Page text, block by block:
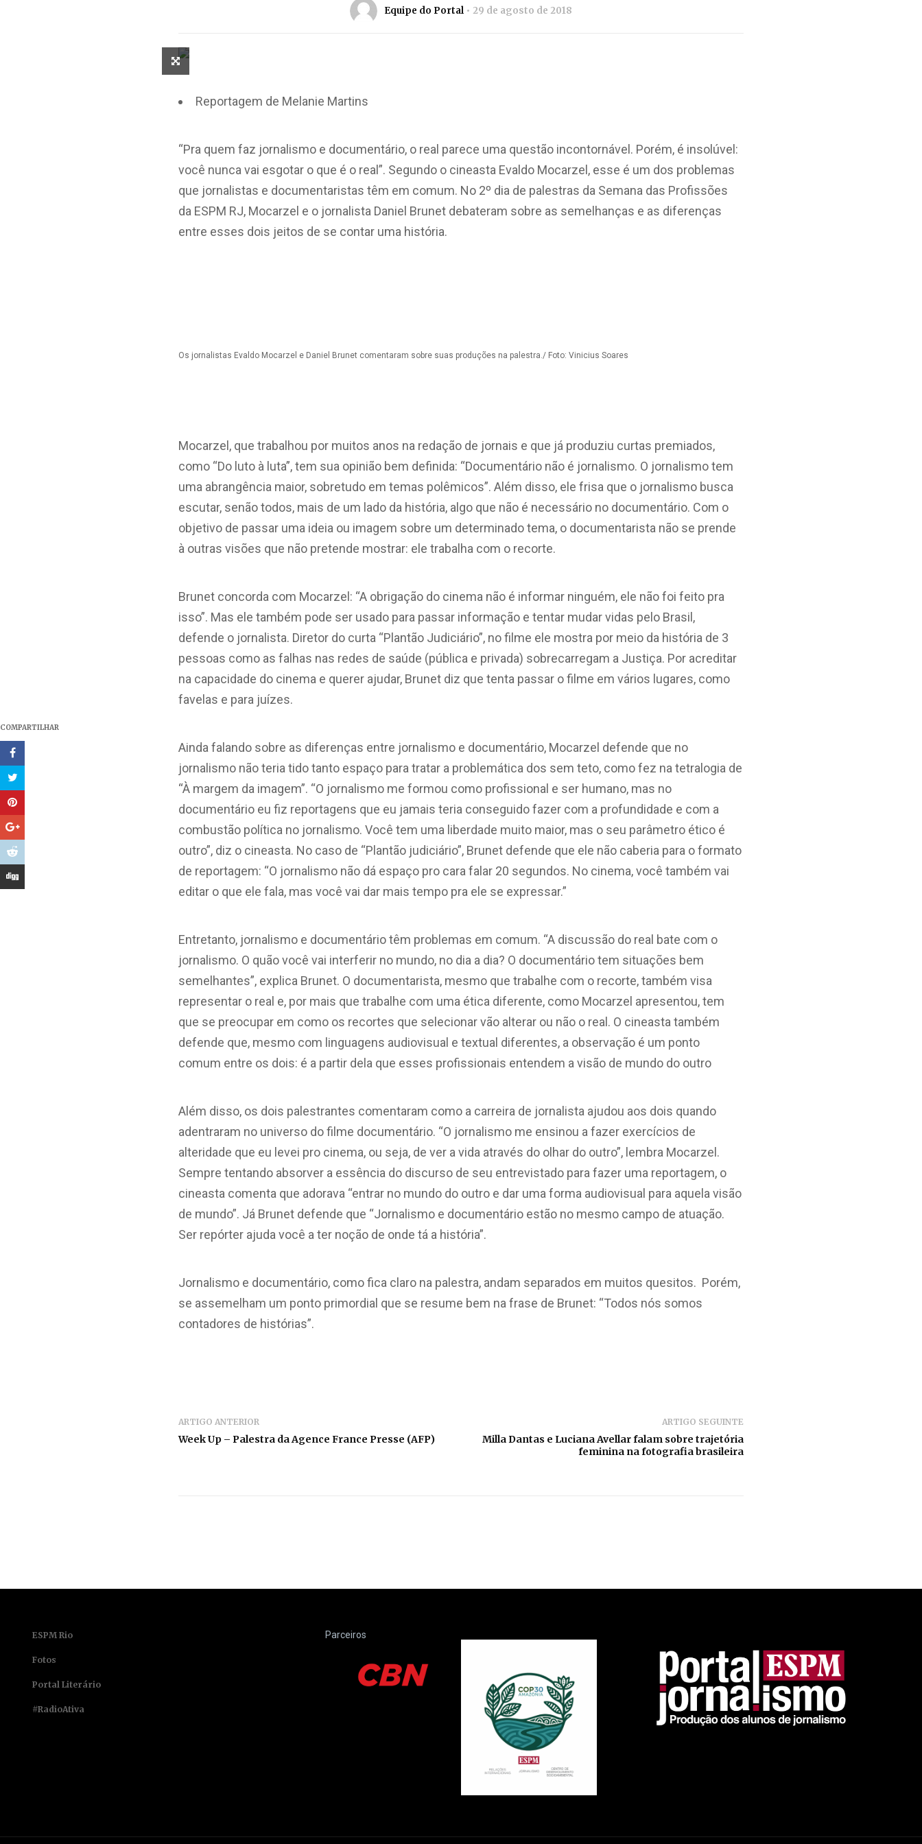
Equipe do Portal 29 de agosto de 2018
COMPARTILHAR
Reportagem de Melanie Martins
“Pra quem faz jornalismo e documentário, o real parece uma questão incontornável. Porém, é insolúvel:
você nunca vai esgotar o que é o real”. Segundo o cineasta Evaldo Mocarzel, esse é um dos problemas
que jornalistas e documentaristas têm em comum. No 2º dia de palestras da Semana das Profissões
da ESPM RJ, Mocarzel e o jornalista Daniel Brunet debateram sobre as semelhanças e as diferenças
entre esses dois jeitos de se contar uma história.
Os jornalistas Evaldo Mocarzel e Daniel Brunet comentaram sobre suas produções na palestra./ Foto: Vinicius Soares
Mocarzel, que trabalhou por muitos anos na redação de jornais e que já produziu curtas premiados,
como “Do luto à luta”, tem sua opinião bem definida: “Documentário não é jornalismo. O jornalismo tem
uma abrangência maior, sobretudo em temas polêmicos”. Além disso, ele frisa que o jornalismo busca
escutar, senão todos, mais de um lado da história, algo que não é necessário no documentário. Com o
objetivo de passar uma ideia ou imagem sobre um determinado tema, o documentarista não se prende
à outras visões que não pretende mostrar: ele trabalha com o recorte.
Brunet concorda com Mocarzel: “A obrigação do cinema não é informar ninguém, ele não foi feito pra
isso”. Mas ele também pode ser usado para passar informação e tentar mudar vidas pelo Brasil,
defende o jornalista. Diretor do curta “Plantão Judiciário”, no filme ele mostra por meio da história de 3
pessoas como as falhas nas redes de saúde (pública e privada) sobrecarregam a Justiça. Por acreditar
na capacidade do cinema e querer ajudar, Brunet diz que tenta passar o filme em vários lugares, como
favelas e para juízes.
Ainda falando sobre as diferenças entre jornalismo e documentário, Mocarzel defende que no
jornalismo não teria tido tanto espaço para tratar a problemática dos sem teto, como fez na tetralogia de
“À margem da imagem”. “O jornalismo me formou como profissional e ser humano, mas no
documentário eu fiz reportagens que eu jamais teria conseguido fazer com a profundidade e com a
combustão política no jornalismo. Você tem uma liberdade muito maior, mas o seu parâmetro ético é
outro”, diz o cineasta. No caso de “Plantão judiciário”, Brunet defende que ele não caberia para o formato
de reportagem: “O jornalismo não dá espaço pro cara falar 20 segundos. No cinema, você também vai
editar o que ele fala, mas você vai dar mais tempo pra ele se expressar.”
Entretanto, jornalismo e documentário têm problemas em comum. “A discussão do real bate com o
jornalismo. O quão você vai interferir no mundo, no dia a dia? O documentário tem situações bem
semelhantes”, explica Brunet. O documentarista, mesmo que trabalhe com o recorte, também visa
representar o real e, por mais que trabalhe com uma ética diferente, como Mocarzel apresentou, tem
que se preocupar em como os recortes que selecionar vão alterar ou não o real. O cineasta também
defende que, mesmo com linguagens audiovisual e textual diferentes, a observação é um ponto
comum entre os dois: é a partir dela que esses profissionais entendem a visão de mundo do outro
­­­Além disso, os dois palestrantes comentaram como a carreira de jornalista ajudou aos dois quando
adentraram no universo do filme documentário. “O jornalismo me ensinou a fazer exercícios de
alteridade que eu levei pro cinema, ou seja, de ver a vida através do olhar do outro”, lembra Mocarzel.
Sempre tentando absorver a essência do discurso de seu entrevistado para fazer uma reportagem, o
cineasta comenta que adorava “entrar no mundo do outro e dar uma forma audiovisual para aquela visão
de mundo”. Já Brunet defende que “Jornalismo e documentário estão no mesmo campo de atuação.
Ser repórter ajuda você a ter noção de onde tá a história”.
Jornalismo e documentário, como fica claro na palestra, andam separados em muitos quesitos. Porém,
se assemelham um ponto primordial que se resume bem na frase de Brunet: “Todos nós somos
contadores de histórias”.
ARTIGO ANTERIOR
Week Up – Palestra da Agence France Presse (AFP)
ARTIGO SEGUINTE
Milla Dantas e Luciana Avellar falam sobre trajetória
feminina na fotografia brasileira
ESPM Rio
Fotos
Portal Literário
#RadioAtiva
Parceiros